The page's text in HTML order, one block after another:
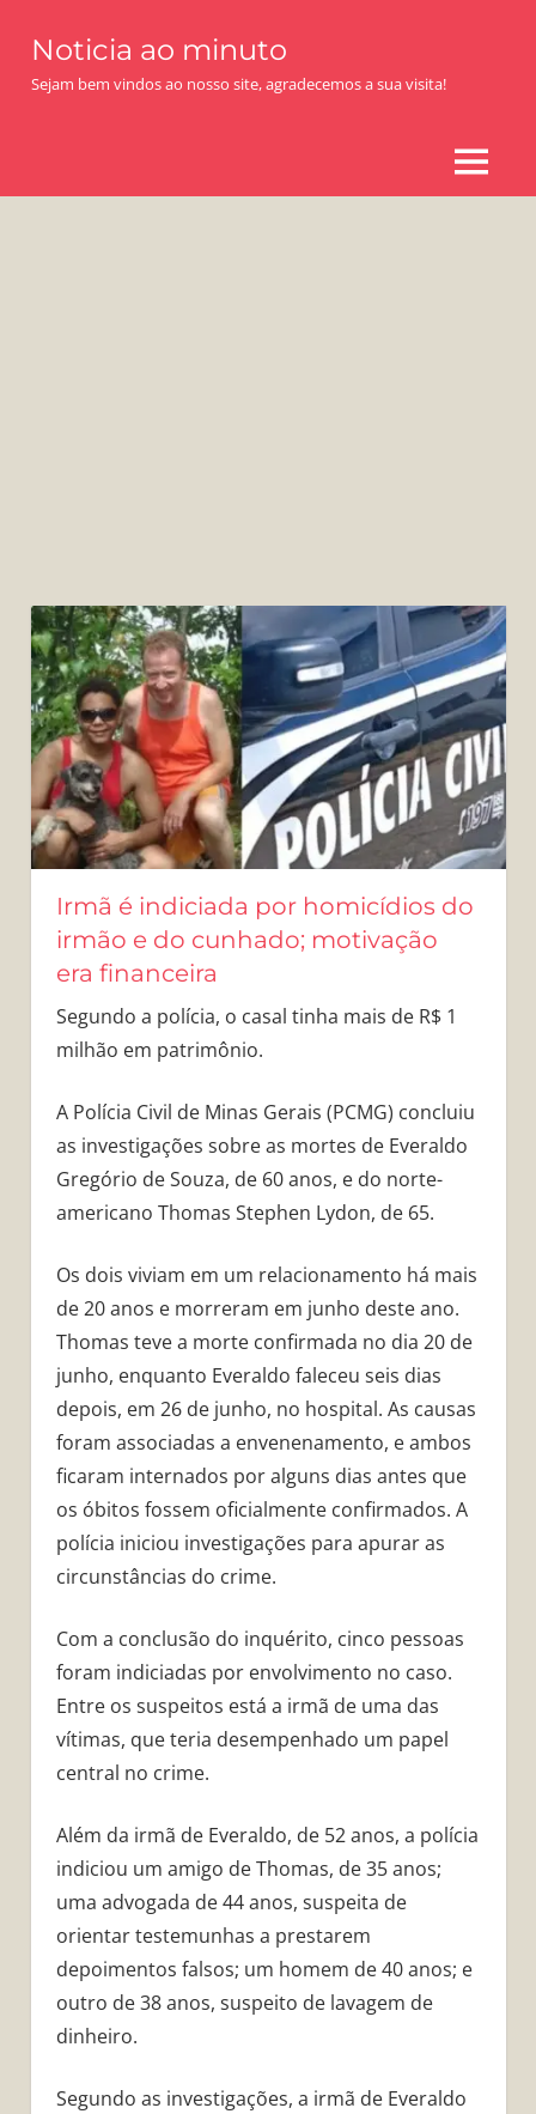
content
Noticia ao minuto
Sejam bem vindos ao nosso site, agradecemos a sua visita!
MENU
Irmã é indiciada por homicídios do
irmão e do cunhado; motivação
era financeira
Segundo a polícia, o casal tinha mais de R$ 1
milhão em patrimônio.
A Polícia Civil de Minas Gerais (PCMG) concluiu
as investigações sobre as mortes de Everaldo
Gregório de Souza, de 60 anos, e do norte-
americano Thomas Stephen Lydon, de 65.
Os dois viviam em um relacionamento há mais
de 20 anos e morreram em junho deste ano.
Thomas teve a morte confirmada no dia 20 de
junho, enquanto Everaldo faleceu seis dias
depois, em 26 de junho, no hospital. As causas
foram associadas a envenenamento, e ambos
ficaram internados por alguns dias antes que
os óbitos fossem oficialmente confirmados. A
polícia iniciou investigações para apurar as
circunstâncias do crime.
Com a conclusão do inquérito, cinco pessoas
foram indiciadas por envolvimento no caso.
Entre os suspeitos está a irmã de uma das
vítimas, que teria desempenhado um papel
central no crime.
Além da irmã de Everaldo, de 52 anos, a polícia
indiciou um amigo de Thomas, de 35 anos;
uma advogada de 44 anos, suspeita de
orientar testemunhas a prestarem
depoimentos falsos; um homem de 40 anos; e
outro de 38 anos, suspeito de lavagem de
dinheiro.
Segundo as investigações, a irmã de Everaldo